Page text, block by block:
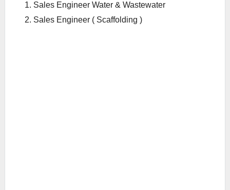
Sales Engineer Water & Wastewater
Sales Engineer ( Scaffolding )